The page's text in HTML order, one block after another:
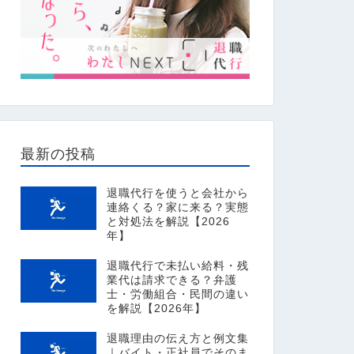
最新の投稿
退職代行を使うと会社から
連絡くる？家に来る？実態
と対処法を解説【2026
年】
退職代行で未払い給料・残
業代は請求できる？弁護
士・労働組合・民間の違い
を解説【2026年】
退職理由の伝え方と例文集